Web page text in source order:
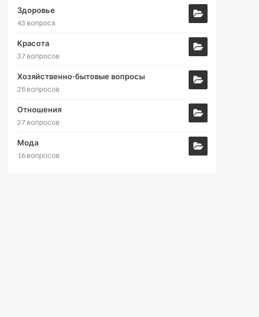
Здоровье
43 вопроса
Красота
37 вопросов
Хозяйственно-бытовые вопросы
28 вопросов
Отношения
27 вопросов
Мода
16 вопросов